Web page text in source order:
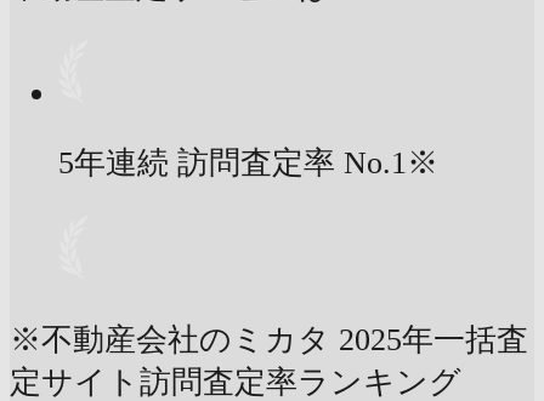
5年連続 訪問査定率 No.1※
※不動産会社のミカタ 2025年一括査
定サイト訪問査定率ランキング